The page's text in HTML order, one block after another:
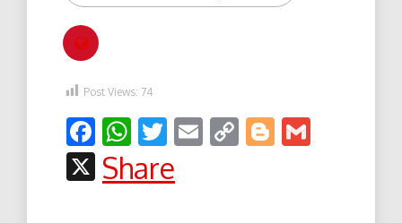
Post Views: 74
Facebook
WhatsApp
Twitter
EmailCopyBlogger
X
Share